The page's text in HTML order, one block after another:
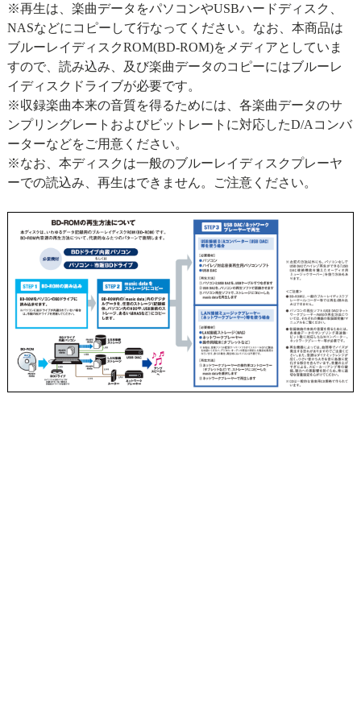
※再生は、楽曲データをパソコンやUSBハードディスク、
NASなどにコピーして行なってください。なお、本商品は
ブルーレイディスクROM(BD-ROM)をメディアとしていま
すので、読み込み、及び楽曲データのコピーにはブルーレ
イディスクドライブが必要です。
※収録楽曲本来の音質を得るためには、各楽曲データのサ
ンプリングレートおよびビットレートに対応したD/Aコンバ
ーターなどをご用意ください。
※なお、本ディスクは一般のブルーレイディスクプレーヤ
ーでの読込み、再生はできません。ご注意ください。